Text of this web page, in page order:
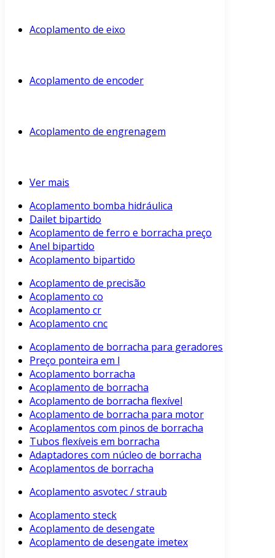
Acoplamento de eixo
Acoplamento de encoder
Acoplamento de engrenagem
Ver mais
Acoplamento bomba hidráulica
Dailet bipartido
Acoplamento de ferro e borracha preço
Anel bipartido
Acoplamento bipartido
Acoplamento de precisão
Acoplamento co
Acoplamento cr
Acoplamento cnc
Acoplamento de borracha para geradores
Preço ponteira em l
Acoplamento borracha
Acoplamento de borracha
Acoplamento de borracha flexível
Acoplamento de borracha para motor
Acoplamentos com pinos de borracha
Tubos flexíveis em borracha
Adaptadores com núcleo de borracha
Acoplamentos de borracha
Acoplamento asvotec / straub
Acoplamento steck
Acoplamento de desengate
Acoplamento de desengate imetex